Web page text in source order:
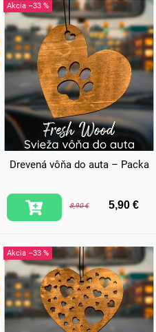
–33 %
Drevená vôňa do auta – Packa
8,90 € 5,90 €
–33 %